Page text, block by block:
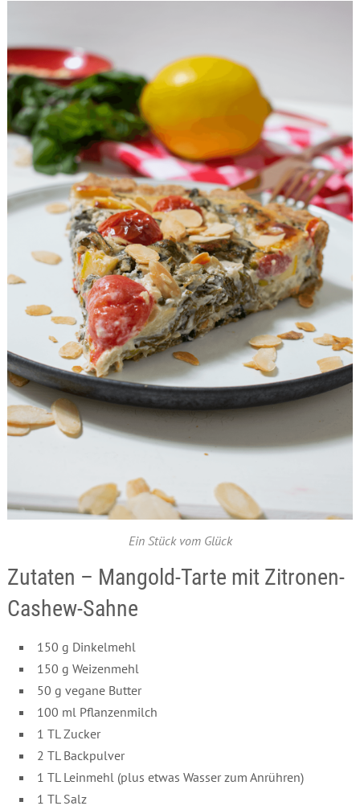
Ein Stück vom Glück
Zutaten – Mangold-Tarte mit Zitronen-
Cashew-Sahne
150 g Dinkelmehl
150 g Weizenmehl
50 g vegane Butter
100 ml Pflanzenmilch
1 TL Zucker
2 TL Backpulver
1 TL Leinmehl (plus etwas Wasser zum Anrühren)
1 TL Salz